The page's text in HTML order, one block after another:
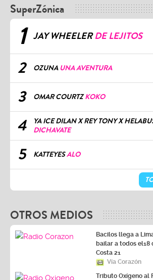
SuperZónica
1 JAY WHEELERDE LEJITOS
2 OZUNA UNA AVENTURA
3 OMAR COURTZKOKO
4
YA ICE DILAN X REY TONY X
DICHAVATE
5 KATTEYESALO
OTROS MEDIOS
Bacilos llega a
bailar a todos el18
Costa 21
Vía Corazón
Tributo Oxígeno al